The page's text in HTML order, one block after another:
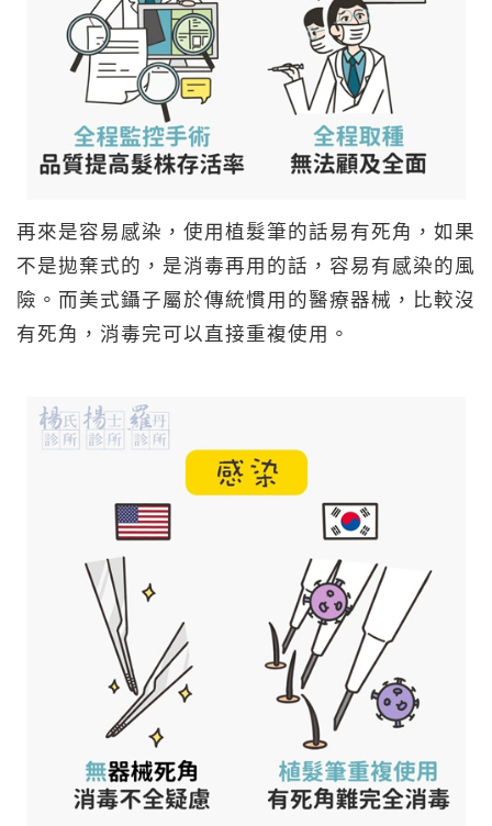
再來是容易感染，使用植髮筆的話易有死角，如果
不是拋棄式的，是消毒再用的話，容易有感染的風
險。而美式鑷子屬於傳統慣用的醫療器械，比較沒
有死角，消毒完可以直接重複使用。